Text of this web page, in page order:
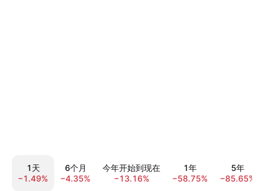
1天
−1.49%
6个月
−4.35%
今年开始到现在
−13.16%
1年
−58.75%
5年
−85.65%